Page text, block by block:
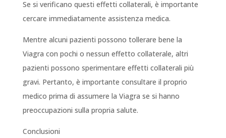
Se si verificano questi effetti collaterali, è importante
cercare immediatamente assistenza medica.
Mentre alcuni pazienti possono tollerare bene la
Viagra con pochi o nessun effetto collaterale, altri
pazienti possono sperimentare effetti collaterali più
gravi. Pertanto, è importante consultare il proprio
medico prima di assumere la Viagra se si hanno
preoccupazioni sulla propria salute.
Conclusioni